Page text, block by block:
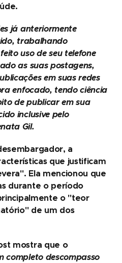
já anteriormente
trabalhando
uso de seu telefone
as suas postagens,
em suas redes
enfocado, tendo ciência
de publicar em sua
inclusive pelo
Gil.
a
que justificam
Ela mencionou que
durante o período
o "teor
de um dos
mostra que o
completo descompasso